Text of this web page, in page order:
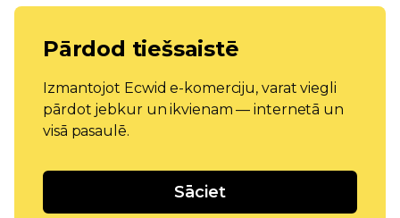
Pārdod tiešsaistē
Izmantojot Ecwid e-komerciju, varat viegli
pārdot jebkur un ikvienam — internetā un
visā pasaulē.
Sāciet